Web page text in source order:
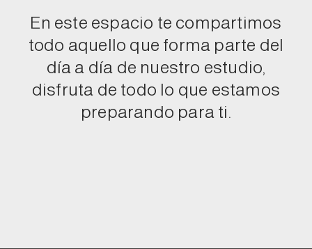
En este espacio te compartimos
todo aquello que forma parte del
día a día de nuestro estudio,
disfruta de todo lo que estamos
preparando para ti.